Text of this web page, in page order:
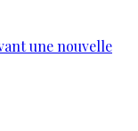
une nouvelle